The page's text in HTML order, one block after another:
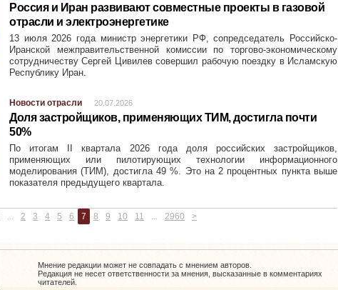
Россия и Иран развивают совместные проекты в газовой
отрасли и электроэнергетике
13 июля 2026 года министр энергетики РФ, сопредседатель Российско-
Иранской межправительственной комиссии по торгово-экономическому
сотрудничеству Сергей Цивилев совершил рабочую поездку в Исламскую
Республику Иран.
Новости отрасли 20.07.2026
Доля застройщиков, применяющих ТИМ, достигла почти
50%
По итогам II квартала 2026 года доля российских застройщиков,
применяющих или пилотирующих технологии информационного
моделирования (ТИМ), достигла 49 %. Это на 2 процентных пункта выше
показателя предыдущего квартала.
... 2 3 4 5 6 7 8 9 10 11 ... 2960 >
Мнение редакции может не совпадать с мнением авторов.
Редакция не несет ответственности за мнения, высказанные в комментариях
читателей.